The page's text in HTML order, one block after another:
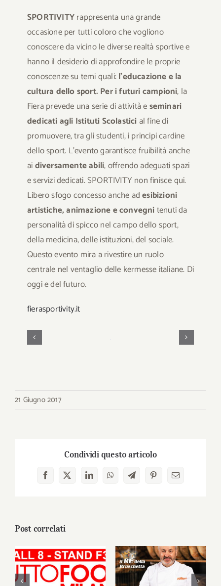
SPORTIVITYrappresenta una grande
occasione per tutti coloro che vogliono
conoscere da vicino le diverse realtà sportive e
hanno il desiderio di approfondire le proprie
conoscenze su temi quali:l’educazione e la
cultura dello sport. Per i futuri campioni, la
Fiera prevede una serie di attività eseminari
dedicati agli Istituti Scolastici al fine di
promuovere, tra gli studenti, i principi cardine
dello sport. L’evento garantisce fruibilità anche
aidiversamente abili, offrendo adeguati spazi
e servizi dedicati. SPORTIVITY non finisce qui.
Libero sfogo concesso anche adesibizioni
artistiche, animazione e convegnitenuti da
personalità di spicco nel campo dello sport,
della medicina, delle istituzioni, del sociale.
Questo evento mira a rivestire un ruolo
centrale nel ventaglio delle kermesse italiane. Di
oggi e del futuro.
fierasportivity.it
21 Giugno 2017
Condividi questo articolo
Facebook
X LinkedInWhatsAppTelegramPinterestEmail
Post correlati
PanBiscò al
PanBiscò approda
a TUTTOFOOD
Milano 2026: l’arte